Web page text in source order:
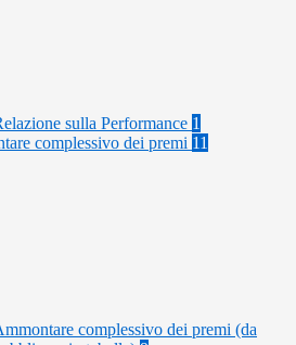
sulla Performance 1
complessivo dei premi 11
complessivo dei premi (da